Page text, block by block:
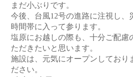
まだ小ぶりです。
今後、台風12号の進路に注視し、
時間帯に入って参ります。
塩原にお越しの際も、十分ご配慮
ただきたいと思います。
施設は、元気にオープンしており
ださい。